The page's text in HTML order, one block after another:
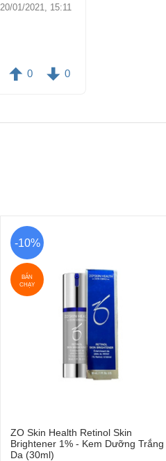
20/01/2021, 15:11
0 0
-10%
BÁN
CHẠY
ZO Skin Health Retinol Skin
Brightener 1% - Kem Dưỡng Trắng
Da (30ml)